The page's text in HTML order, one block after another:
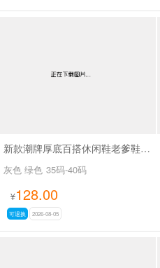
新款潮牌厚底百搭休闲鞋老爹鞋SA26773
灰色 绿色 35码-40码
¥128.00
可退换 2026-08-05